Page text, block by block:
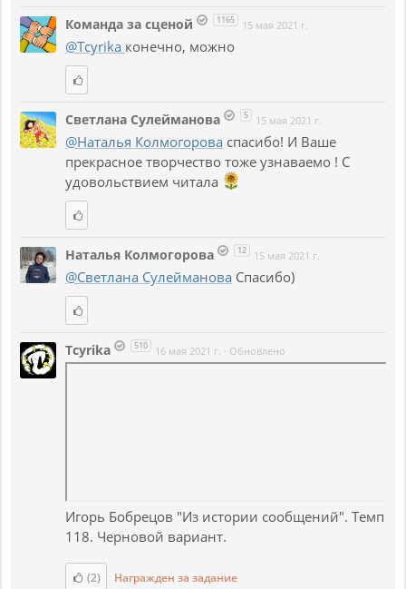
Команда за сценой 1165 15 мая 2021 г.
@Tcyrika конечно, можно
Светлана Сулейманова 5 15 мая 2021 г.
@Наталья Колмогорова спасибо! И Ваше
прекрасное творчество тоже узнаваемо ! С
удовольствием читала
Наталья Колмогорова 12 15 мая 2021 г.
@Светлана Сулейманова Спасибо)
Tcyrika 510 16 мая 2021 г. · Обновлено
Игорь Бобрецов "Из истории сообщений". Темп
118. Черновой вариант.
(2) Награжден за задание